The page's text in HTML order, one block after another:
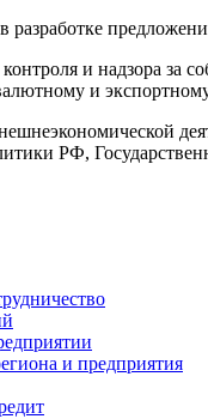
и надзора за
и
РФ,
и предприятия